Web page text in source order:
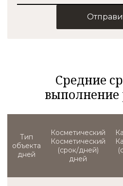
Средние
выполнение
Тип
объекта
Косметический
(срок/дней)